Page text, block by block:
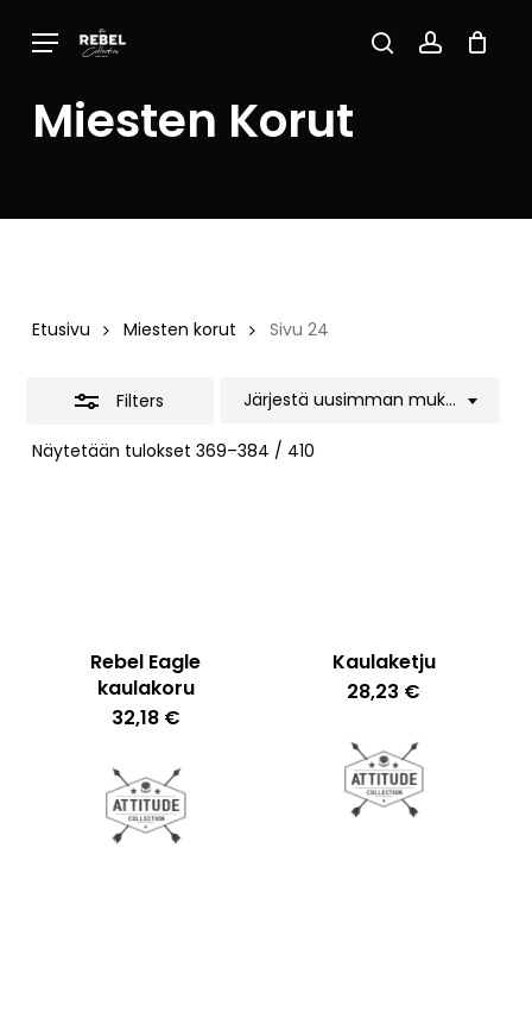
content
Menu Cart Close
Miesten Korut
Etusivu Miesten korut Sivu 24
Filters
Näytetään tulokset 369–384 / 410Sorted
Järjestä uusimman mukaan
Close
Rebel Eagle
kaulakoru
32,18 €
Kaulaketju
28,23 €